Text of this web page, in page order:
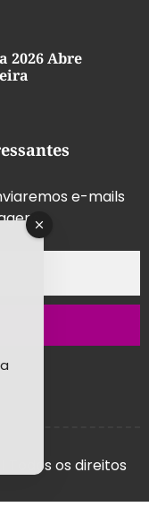
2026 Abre
e-mails
Todos os direitos